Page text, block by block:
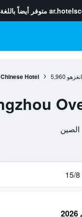
متوفر أيضاً
5,960
Hotel